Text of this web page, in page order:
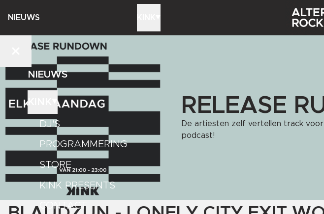
NIEUWS
NIEUWS
DJ'S
PROGRAMMERING
STORE
KINK PRESENTS
CONTACT
RELEASE
De artiesten zelf vertellen track voor
podcast!